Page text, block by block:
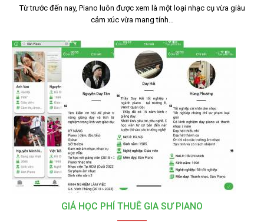
Từ trước đến nay, Piano luôn được xem là một loại nhạc cụ vừa giàu
cảm xúc vừa mang tính…
GIÁ HỌC PHÍ THUÊ GIA SƯ PIANO